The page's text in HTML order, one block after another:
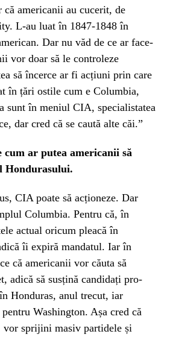
că americanii au cucerit, de
L-au luat în 1847-1848 în
Dar nu văd de ce ar face-
vor doar să le controleze
să încerce ar fi acțiuni prin care
în țări ostile cum e Columbia,
sunt în meniul CIA, specialistatea
dar cred că se caută alte căi.”
cum ar putea americanii să
Hondurasului.
CIA poate să acționeze. Dar
Columbia. Pentru că, în
actual oricum pleacă în
îi expiră mandatul. Iar în
că americanii vor căuta să
adică să susțină candidați pro-
Honduras, anul trecut, iar
Washington. Așa cred că
vor sprijini masiv partidele și